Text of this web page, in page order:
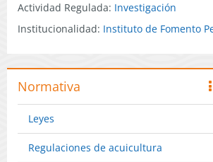
Actividad Regulada: Investigación
Institucionalidad: Instituto de Fomento
Normativa
Leyes
Regulaciones de acuicultura